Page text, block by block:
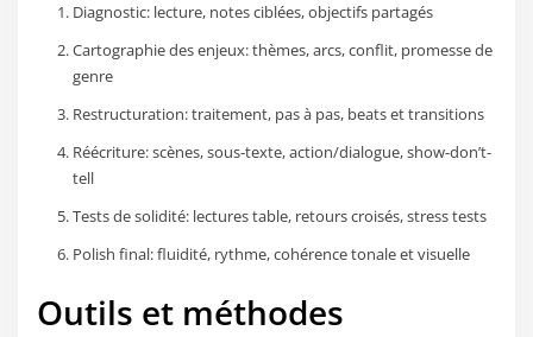
Diagnostic: lecture, notes ciblées, objectifs partagés
Cartographie des enjeux: thèmes, arcs, conflit, promesse de
genre
Restructuration: traitement, pas à pas, beats et transitions
Réécriture: scènes, sous-texte, action/dialogue, show-don’t-
tell
Tests de solidité: lectures table, retours croisés, stress tests
Polish final: fluidité, rythme, cohérence tonale et visuelle
Outils et méthodes